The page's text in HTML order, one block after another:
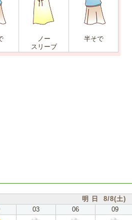
ノー
スリーブ
半そで
明 日 8/8(土)
03 06 09